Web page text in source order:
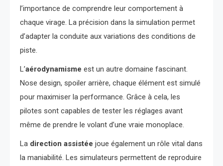
l’importance de comprendre leur comportement à
chaque virage. La précision dans la simulation permet
d’adapter la conduite aux variations des conditions de
piste.
L’aérodynamisme est un autre domaine fascinant.
Nose design, spoiler arrière, chaque élément est simulé
pour maximiser la performance. Grâce à cela, les
pilotes sont capables de tester les réglages avant
même de prendre le volant d’une vraie monoplace.
La direction assistée joue également un rôle vital dans
la maniabilité. Les simulateurs permettent de reproduire